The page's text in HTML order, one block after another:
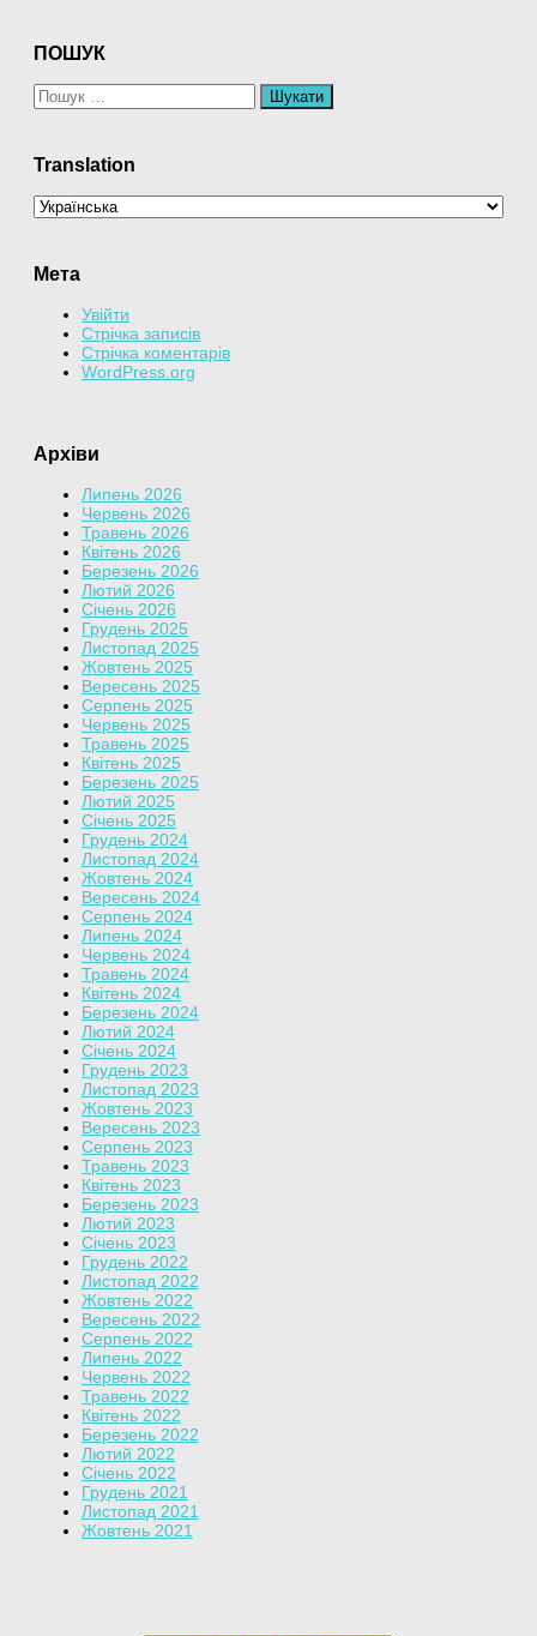
ПОШУК
Пошук:
Translation
Мета
Увійти
Стрічка записів
Стрічка коментарів
WordPress.org
Архіви
Липень 2026
Червень 2026
Травень 2026
Квітень 2026
Березень 2026
Лютий 2026
Січень 2026
Грудень 2025
Листопад 2025
Жовтень 2025
Вересень 2025
Серпень 2025
Червень 2025
Травень 2025
Квітень 2025
Березень 2025
Лютий 2025
Січень 2025
Грудень 2024
Листопад 2024
Жовтень 2024
Вересень 2024
Серпень 2024
Липень 2024
Червень 2024
Травень 2024
Квітень 2024
Березень 2024
Лютий 2024
Січень 2024
Грудень 2023
Листопад 2023
Жовтень 2023
Вересень 2023
Серпень 2023
Травень 2023
Квітень 2023
Березень 2023
Лютий 2023
Січень 2023
Грудень 2022
Листопад 2022
Жовтень 2022
Вересень 2022
Серпень 2022
Липень 2022
Червень 2022
Травень 2022
Квітень 2022
Березень 2022
Лютий 2022
Січень 2022
Грудень 2021
Листопад 2021
Жовтень 2021